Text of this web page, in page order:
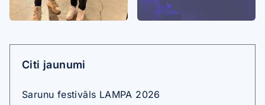
Citi jaunumi
Sarunu festivāls LAMPA 2026